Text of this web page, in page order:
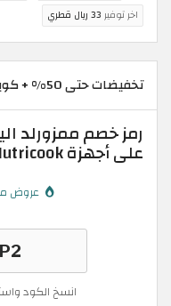
اخر توفير 33 ريال قطري
تخفيضات حتى 50% + كوبون 10%
على أجهزة Nutricook
عروض
انسخ الكود